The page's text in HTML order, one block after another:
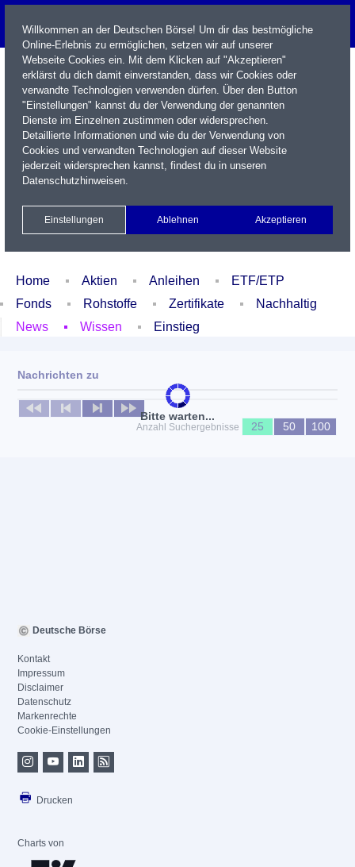
Name / WKN / ISIN / Kürzel
Xetra Realtime
Watchlist Portfolio Login
Home Aktien Anleihen
ETF/ETP
Fonds
Rohstoffe Zertifikate
Nachhaltig
News
Wissen Einstieg
Bitte warten...
Nachrichten zu
Keine News verfügbar
Anzahl Suchergebnisse
25 50 100
Willkommen an der Deutschen Börse! Um dir das bestmögliche
Online-Erlebnis zu ermöglichen, setzen wir auf unserer
Webseite Cookies ein. Mit dem Klicken auf "Akzeptieren"
erklärst du dich damit einverstanden, dass wir Cookies oder
verwandte Technologien verwenden dürfen. Über den Button
"Einstellungen" kannst du der Verwendung der genannten
Dienste im Einzelnen zustimmen oder widersprechen.
Detaillierte Informationen und wie du der Verwendung von
Cookies und verwandten Technologien auf dieser Website
jederzeit widersprechen kannst, findest du in unseren
Datenschutzhinweisen.
Einstellungen Ablehnen Akzeptieren
Deutsche Börse
Kontakt
Impressum
Disclaimer
Datenschutz
Markenrechte
Cookie-Einstellungen
Drucken
Charts von